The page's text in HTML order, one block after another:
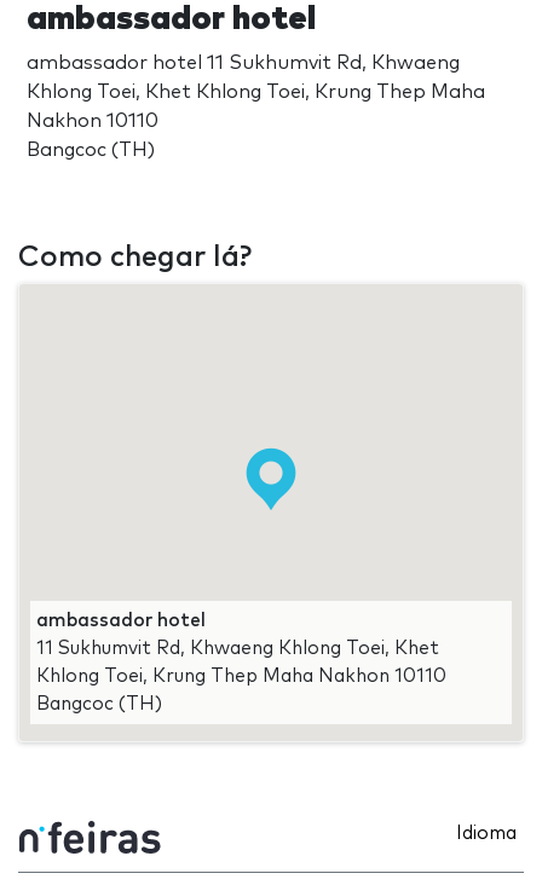
ambassador hotel
ambassador hotel 11 Sukhumvit Rd, Khwaeng
Khlong Toei, Khet Khlong Toei, Krung Thep Maha
Nakhon 10110
Bangcoc (TH)
Como chegar lá?
ambassador hotel
11 Sukhumvit Rd, Khwaeng Khlong Toei, Khet
Khlong Toei, Krung Thep Maha Nakhon 10110
Bangcoc (TH)
Idioma